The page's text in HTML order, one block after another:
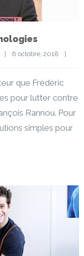
6 octobre, 2018
que Frédéric
pour lutter contre
Rannou. Pour
simples pour